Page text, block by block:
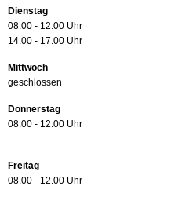
Dienstag
08.00 - 12.00 Uhr
14.00 - 17.00 Uhr
Mittwoch
geschlossen
Donnerstag
08.00 - 12.00 Uhr
Freitag
08.00 - 12.00 Uhr